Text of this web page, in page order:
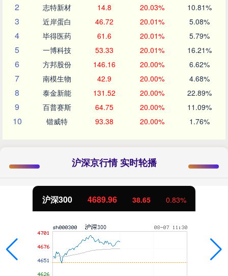
2 志特新材 14.8 20.03% 10.81%
3 近岸蛋白 46.72 20.01% 5.08%
4 毕得医药 61.6 20.01% 5.79%
5 一博科技 53.33 20.01% 16.21%
6 方邦股份 146.16 20.00% 6.62%
7 南模生物 42.9 20.00% 4.68%
8 泰金新能 131.52 20.00% 22.89%
9 百普赛斯 64.75 20.00% 11.09%
10 锴威特 93.38 20.00% 1.76%
沪深京行情 实时轮播
北证50 1129.72 6.84 0.61%